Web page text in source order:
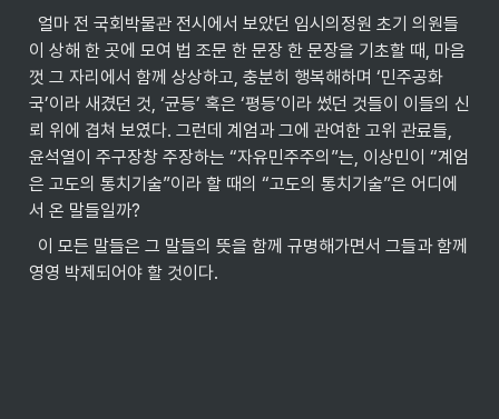
이 상해 한 곳에 모여 법 조문 한 문장 한 문장을 기초할 때, 마음
껏 그 자리에서 함께 상상하고, 충분히 행복해하며 ‘민주공화
국’이라 새겼던 것, ‘균등’ 혹은 ‘평등’이라 썼던 것들이 이들의 신
뢰 위에 겹쳐 보였다. 그런데 계엄과 그에 관여한 고위 관료들,
윤석열이 주구장창 주장하는 “자유민주주의”는, 이상민이 “계엄
은 고도의 통치기술”이라 할 때의 “고도의 통치기술”은 어디에
서 온 말들일까?
영영 박제되어야 할 것이다.